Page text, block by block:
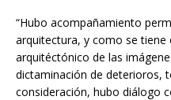
“Hubo acompañamiento
arquitectura, y como se tiene
arquitéctónico de las
dictaminación de deterioros,
consideración, hubo diálogo